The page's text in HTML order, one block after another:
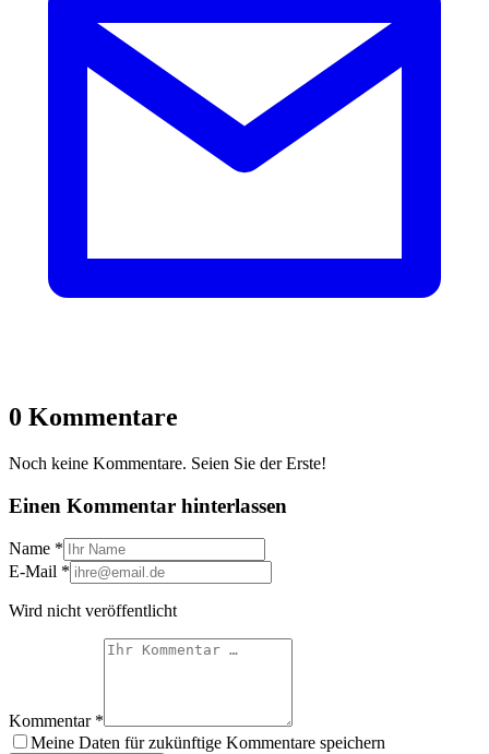
0 Kommentare
Noch keine Kommentare. Seien Sie der Erste!
Einen Kommentar hinterlassen
Name *
E-Mail *
Wird nicht veröffentlicht
Kommentar *
Meine Daten für zukünftige Kommentare speichern